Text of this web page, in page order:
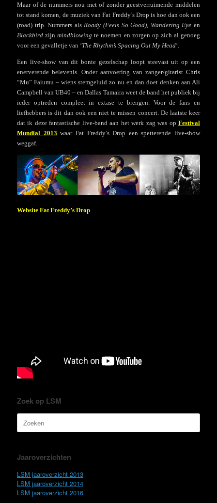
Maar of de nummers nou met of zonder geestverruimende middelen
tot stand komen, de muziek van Fat Freddy’s Drop is hoe dan ook een
(road) trip. Nummers als Roady (Feels So Good) Wandering Eye en
Blackbird zijnmindblowing te noemen en zorgen op zich al genoeg
voor een gevalletje van ‘The Rhythm’s Spacing Out My Head‘.
Een live-show van dit bonte gezelschap loopt steevast uit op een
enerverende belevenis. Onder aanvoering van zanger/gitarist Chris
“Mu” Faiumu – wiens stemgeluid zo nu en dan doet denken aan Ali
Campbell van UB40 – en Dallas Tamaira weet de band het publiek bij
ieder optreden compleet in extase te brengen. Voor de fans en
liefhebbers is dit dan ook een niet te missen concert. De laatste keer
dat ik deze fantastische live-band aan het werk zag was op Festival
Mundial 2013 waar Fat Freddy’s Drop een spetterende live-show
weggaf.
Website Fat Freddy’s Drop
Zoek op LSM
Zoeken
naar:
Jaaroverzichten
LSM jaaroverzicht 2013
LSM jaaroverzicht 2014
LSM jaaroverzicht 2016